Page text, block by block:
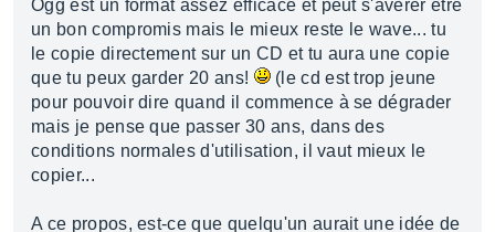
Ogg est un format assez efficace et peut s'avérer être
un bon compromis mais le mieux reste le wave... tu
le copie directement sur un CD et tu aura une copie
que tu peux garder 20 ans!
(le cd est trop jeune
pour pouvoir dire quand il commence à se dégrader
mais je pense que passer 30 ans, dans des
conditions normales d'utilisation, il vaut mieux le
copier...
A ce propos, est-ce que quelqu'un aurait une idée de